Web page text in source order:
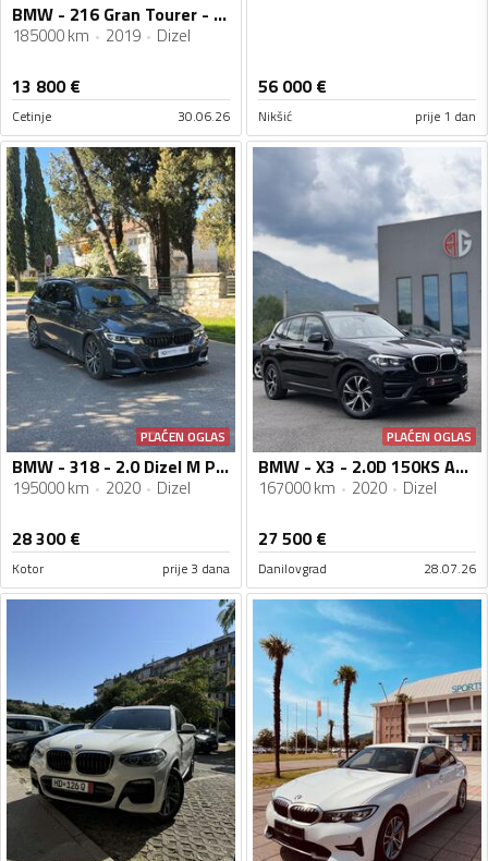
BMW - 216 Gran Tourer - 1.5 D.AUTOMATIK.7 SJEDISTA
185000 km 2019 Dizel
13 800€
Cetinje 30.06.26
56 000€
Nikšić prije 1 dan
PLAĆEN OGLAS
BMW - 318 - 2.0 Dizel M Paket
195000 km 2020 Dizel
28 300€
Kotor prije 3 dana
PLAĆEN OGLAS
BMW - X3 - 2.0D 150KS AUTOMATIK 15/12/2020
167000 km 2020 Dizel
27 500€
Danilovgrad 28.07.26